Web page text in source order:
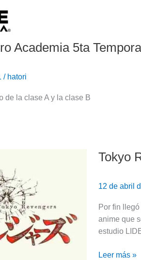
Academia 5ta
/ hatori
de la clase A y la clase B
Tokyo
12 de abril
Por fin
anime que
estudio
Tokyo
1
(Review)
Leer más »